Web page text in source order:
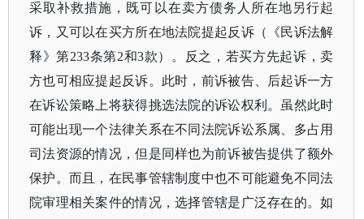
采取补救措施，既可以在卖方债务人所在地另行起
诉，又可以在买方所在地法院提起反诉（《民诉法解
释》第233条第2和3款）。反之，若买方先起诉，卖
方也可相应提起反诉。此时，前诉被告、后起诉一方
在诉讼策略上将获得挑选法院的诉讼权利。虽然此时
可能出现一个法律关系在不同法院诉讼系属、多占用
司法资源的情况，但是同样也为前诉被告提供了额外
保护。而且，在民事管辖制度中也不可能避免不同法
院审理相关案件的情况，选择管辖是广泛存在的。如